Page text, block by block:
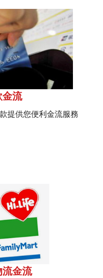
流
提供您便利金流服務
金流